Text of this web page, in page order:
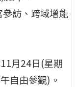
訪、跨域增能
月24日(星期
自由參觀)。